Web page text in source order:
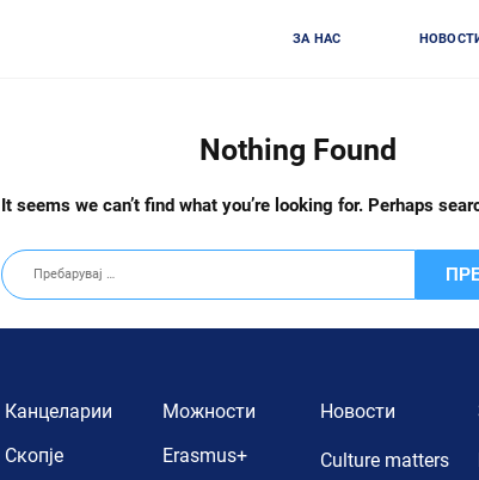
ЗА НАС
Nothing Found
It seems we can’t find what you’re looking for. Perhaps
Пребарувај
за:
Канцеларии
Скопје
Можности
Erasmus+
Новости
Culture matters